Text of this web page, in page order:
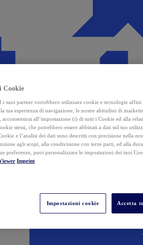
Cookie
i suoi partner vorrebbero utilizzare cookie e tecnologie
tua esperienza di navigazione, le nostre abitudini di
, acconsentirai all’impostazione (i) di tutti i Cookie ed alla
stessi, che potrebbero essere abbinati a dati sul tuo
e l’analisi dei dati sono descritti con precisione nella
agli scopi, alla condivisione con terze parti, ed alla
preferenze, puoi personalizzare le impostazioni dei tuoi
Imprint
Impostazioni cookie Accetta